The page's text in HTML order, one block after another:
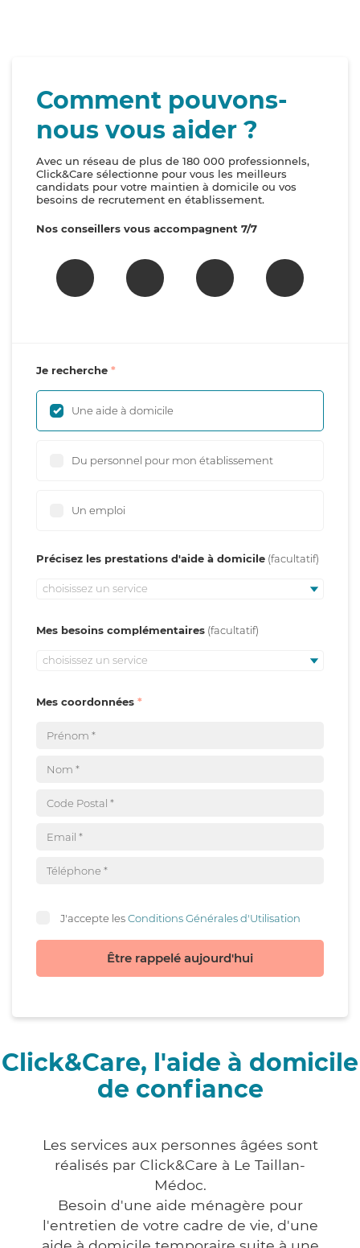
Comment pouvons-
nous vous aider ?
Avec un réseau de plus de 180 000 professionnels,
Click&Care sélectionne pour vous les meilleurs
candidats pour votre maintien à domicile ou vos
besoins de recrutement en établissement.
Nos conseillers vous accompagnent 7/7
Je recherche
Une aide à domicile
Du personnel pour mon établissement
Un emploi
Précisez les prestations d'aide à domicile
choisissez un service
Mes besoins complémentaires
choisissez un service
Mes coordonnées
J'accepte lesConditions Générales d'Utilisation
Être rappelé aujourd'hui
Click&Care, l'aide à domicile
de confiance
Les services aux personnes âgées sont
réalisés par Click&Care à Le Taillan-
Médoc.
Besoin d'une aide ménagère pour
l'entretien de votre cadre de vie, d'une